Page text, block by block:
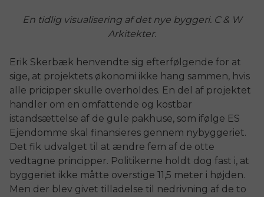
En tidlig visualisering af det nye byggeri. C & W
Arkitekter.
Erik Skerbæk henvendte sig efterfølgende for at
sige, at projektets økonomi ikke hang sammen, hvis
alle pricipper skulle overholdes. En del af projektet
handler om en omfattende og kostbar
istandsættelse af de gule pakhuse, som ifølge ES
Ejendomme skal finansieres gennem nybyggeriet.
Det fik udvalget til at ændre fem af de otte
vedtagne principper. Politikerne holdt dog fast i, at
byggeriet ikke måtte overstige 11,5 meter i højden.
Men der blev givet tilladelse til nedrivning af de to